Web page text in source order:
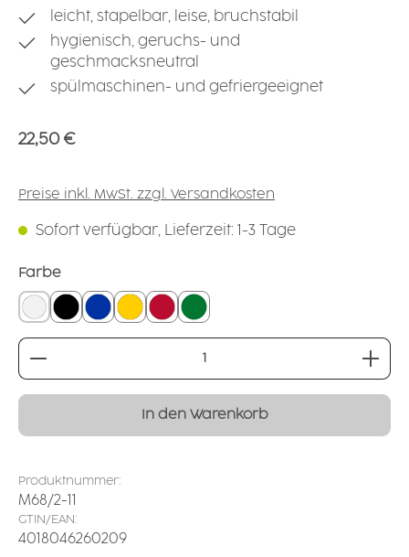
leicht, stapelbar, leise, bruchstabil
hygienisch, geruchs- und
geschmacksneutral
spülmaschinen- und gefriergeeignet
Regulärer Preis:
22,50 €
Preise inkl. MwSt. zzgl. Versandkosten
Sofort verfügbar, Lieferzeit: 1-3 Tage
Farbeauswählen
weißschwarz
blau gelb rot dunkelgrün
Produkt Anzahl: Gib den gewünschten Wert
In den Warenkorb
Produktnummer:
M68/2-11
GTIN/EAN:
4018046260209